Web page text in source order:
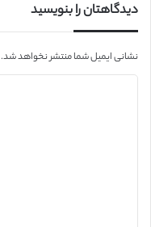
دیدگاهتان را بنویسید
نشانی ایمیل شما منتشر نخواهد شد.